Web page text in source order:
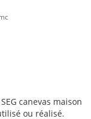
canevas maison
ou réalisé.